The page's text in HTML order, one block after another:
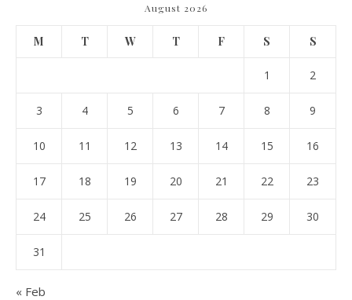
August 2026
M T W T F S S
1 2
3 4 5 6 7 8 9
10 11 12 13 14 15 16
17 18 19 20 21 22 23
24 25 26 27 28 29 30
31
« Feb